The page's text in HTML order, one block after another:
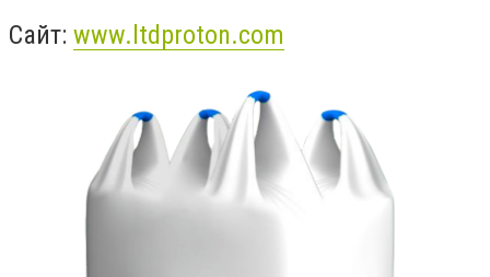
Сайт: www.ltdproton.com